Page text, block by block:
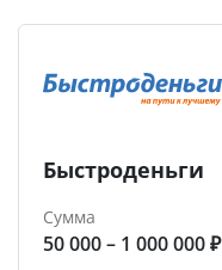
Быстроденьги
Сумма
50 000 – 1 000 000 ₽